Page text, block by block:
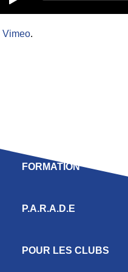
Vimeo.
FORMATION
P.A.R.A.D.E
POUR LES CLUBS